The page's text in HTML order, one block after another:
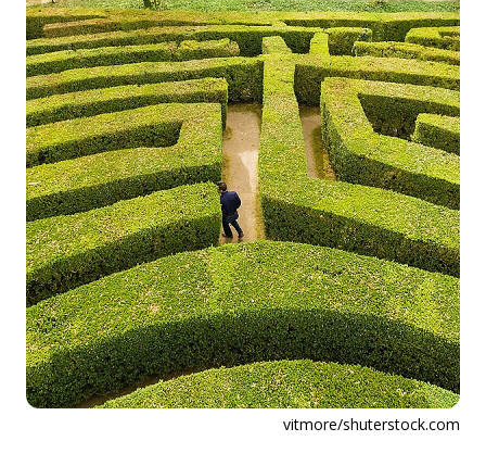
vitmore/shuterstock.com